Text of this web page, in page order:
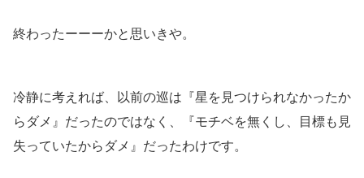
終わったーーーかと思いきや。
冷静に考えれば、以前の巡は『星を見つけられなかったか
らダメ』だったのではなく、『モチベを無くし、目標も見
失っていたからダメ』だったわけです。